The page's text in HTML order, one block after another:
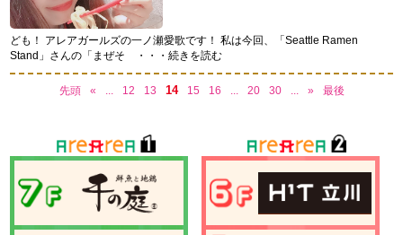
ども！ アレアガールズの一ノ瀬愛歌です！ 私は今回、「Seattle Ramen
Stand」さんの「まぜそ
・・・続きを読む
先頭 « ... 12 13 14 15 16 ... 20 30 ... » 最後